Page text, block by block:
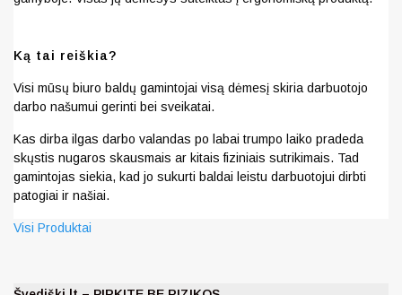
Ką tai reiškia?
Visi mūsų biuro baldų gamintojai visą dėmesį skiria darbuotojo
darbo našumui gerinti bei sveikatai.
Kas dirba ilgas darbo valandas po labai trumpo laiko pradeda
skųstis nugaros skausmais ar kitais fiziniais sutrikimais. Tad
gamintojas siekia, kad jo sukurti baldai leistu darbuotojui dirbti
patogiai ir našiai.
Visi Produktai